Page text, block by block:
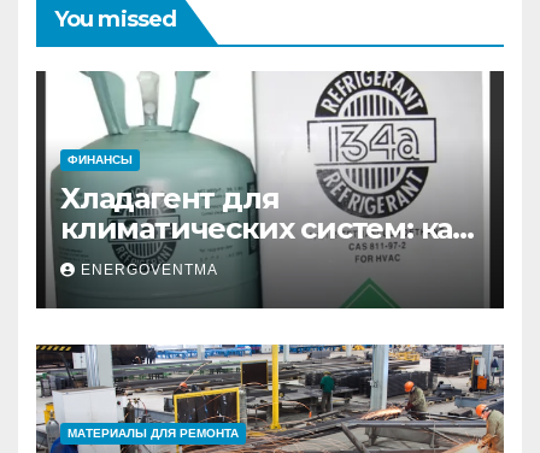
You missed
ФИНАНСЫ
Хладагент для
климатических систем: как
выбрать и купить фреон в
Санкт-Петербурге
ENERGOVENTMA
МАТЕРИАЛЫ ДЛЯ РЕМОНТА